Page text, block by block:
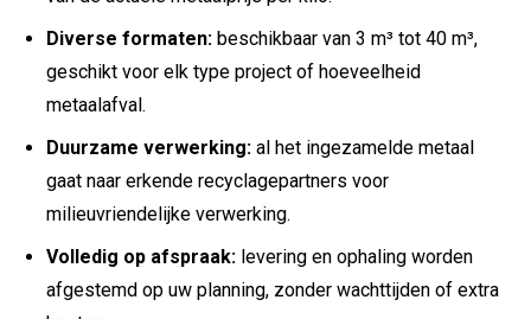
Diverse formaten: beschikbaar van 3 m³ tot 40 m³,
geschikt voor elk type project of hoeveelheid
metaalafval.
Duurzame verwerking: al het ingezamelde metaal
gaat naar erkende recyclagepartners voor
milieuvriendelijke verwerking.
Volledig op afspraak: levering en ophaling worden
afgestemd op uw planning, zonder wachttijden of extra